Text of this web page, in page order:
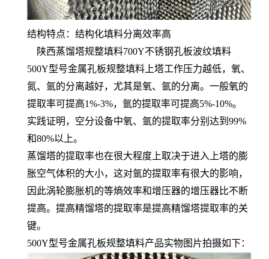
结构特点：结构化填料分离效率高
陕西蒸馏塔规整填料700Y不锈钢孔板波纹填料
500Y型号金属孔板规整填料上塔工作压力越低，氧、
氮、氩的分离越好，尤其是氧、氩的分离。一般氧的
提取率可提高1%-3%，氩的提取率可提高5%-10%。
实践证明，空分设备中氧、氩的提取率分别达到99%
和80%以上。
蒸馏塔的提取率也在很大程度上取决于进入上塔的膨
胀空气体积的大小，这对氩的提取率有很大的影响，
因此涡轮膨胀机的等熵效率和增压器的增压器比不断
提高。提高精馏塔的提取率是提高精馏塔提取率的关
键。
500Y型号金属孔板规整填料产品实物图片拍摄如下：